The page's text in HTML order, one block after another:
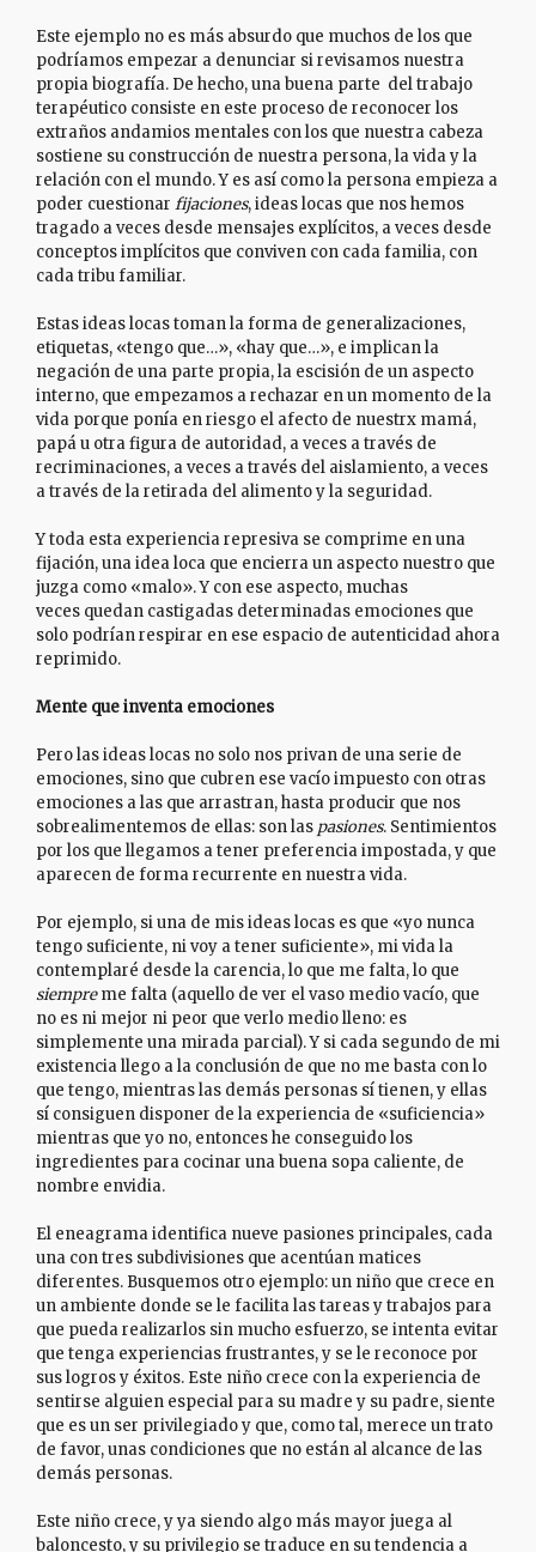
Este ejemplo no es más absurdo que muchos de los que
podríamos empezar a denunciar si revisamos nuestra
propia biografía. De hecho, una buena parte del trabajo
terapéutico consiste en este proceso de reconocer los
extraños andamios mentales con los que nuestra cabeza
sostiene su construcción de nuestra persona, la vida y la
relación con el mundo. Y es así como la persona empieza a
poder cuestionar fijaciones, ideas locas que nos hemos
tragado a veces desde mensajes explícitos, a veces desde
conceptos implícitos que conviven con cada familia, con
cada tribu familiar.
Estas ideas locas toman la forma de generalizaciones,
etiquetas, «tengo que…», «hay que…», e implican la
negación de una parte propia, la escisión de un aspecto
interno, que empezamos a rechazar en un momento de la
vida porque ponía en riesgo el afecto de nuestrx mamá,
papá u otra figura de autoridad, a veces a través de
recriminaciones, a veces a través del aislamiento, a veces
a través de la retirada del alimento y la seguridad.
Y toda esta experiencia represiva se comprime en una
fijación, una idea loca que encierra un aspecto nuestro que
juzga como «malo». Y con ese aspecto, muchas
veces quedan castigadas determinadas emociones que
solo podrían respirar en ese espacio de autenticidad ahora
reprimido.
Mente que inventa emociones
Pero las ideas locas no solo nos privan de una serie de
emociones, sino que cubren ese vacío impuesto con otras
emociones a las que arrastran, hasta producir que nos
sobrealimentemos de ellas: son las pasiones. Sentimientos
por los que llegamos a tener preferencia impostada, y que
aparecen de forma recurrente en nuestra vida.
Por ejemplo, si una de mis ideas locas es que «yo nunca
tengo suficiente, ni voy a tener suficiente», mi vida la
contemplaré desde la carencia, lo que me falta, lo que
siempreme falta (aquello de ver el vaso medio vacío, que
no es ni mejor ni peor que verlo medio lleno: es
simplemente una mirada parcial). Y si cada segundo de mi
existencia llego a la conclusión de que no me basta con lo
que tengo, mientras las demás personas sí tienen, y ellas
sí consiguen disponer de la experiencia de «suficiencia»
mientras que yo no, entonces he conseguido los
ingredientes para cocinar una buena sopa caliente, de
nombre envidia.
El eneagrama identifica nueve pasiones principales, cada
una con tres subdivisiones que acentúan matices
diferentes. Busquemos otro ejemplo: un niño que crece en
un ambiente donde se le facilita las tareas y trabajos para
que pueda realizarlos sin mucho esfuerzo, se intenta evitar
que tenga experiencias frustrantes, y se le reconoce por
sus logros y éxitos. Este niño crece con la experiencia de
sentirse alguien especial para su madre y su padre, siente
que es un ser privilegiado y que, como tal, merece un trato
de favor, unas condiciones que no están al alcance de las
demás personas.
Este niño crece, y ya siendo algo más mayor juega al
baloncesto, y su privilegio se traduce en su tendencia a